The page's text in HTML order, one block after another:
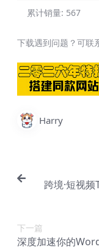
累计销量: 567
下载遇到问题？可联
Harry
跨境·短视
下一篇
深度加速你的